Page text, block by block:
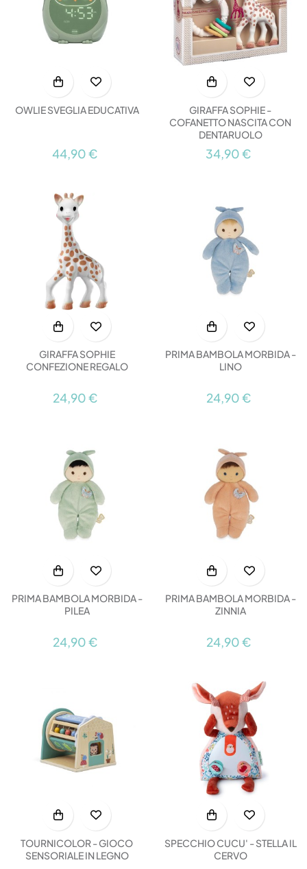
OWLIE SVEGLIA EDUCATIVA
44,90 €
GIRAFFA SOPHIE -
COFANETTO NASCITA CON
DENTARUOLO
34,90 €
GIRAFFA SOPHIE
CONFEZIONE REGALO
24,90 €
PRIMA BAMBOLA MORBIDA -
LINO
24,90 €
PRIMA BAMBOLA MORBIDA -
PILEA
24,90 €
PRIMA BAMBOLA MORBIDA -
ZINNIA
24,90 €
TOURNICOLOR - GIOCO
SENSORIALE IN LEGNO
SPECCHIO CUCU' - STELLA IL
CERVO